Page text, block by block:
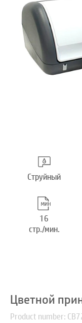
Струйный
16
стр./мин.
Цветной
Product number: